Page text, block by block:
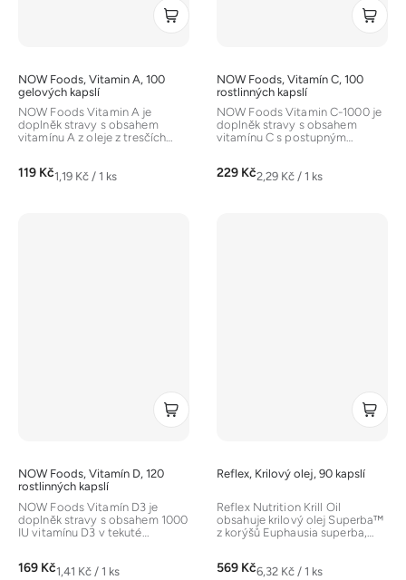
NOW Foods, Vitamin A, 100
gelových kapslí
119 KčMěrná
1,19 Kč / 1 ks
NOW Foods Vitamin A je
doplněk stravy s obsahem
vitamínu A z oleje z tresčích
NOW Foods, Vitamín C, 100
rostlinných kapslí
229 KčMěrná
2,29 Kč / 1 ks
NOW Foods Vitamin C-1000 je
doplněk stravy s obsahem
vitamínu C s postupným
NOW Foods, Vitamín D, 120
rostlinných kapslí
169 KčMěrná
1,41 Kč / 1 ks
NOW Foods Vitamín D3 je
doplněk stravy s obsahem 1000
IU vitamínu D3 v tekuté
Reflex, Krilový olej, 90 kapslí
569 KčMěrná
6,32 Kč / 1 ks
Reflex Nutrition Krill Oil
obsahuje krilový olej Superba™
z korýšů Euphausia superba,